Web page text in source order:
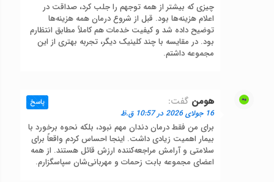
چیزی که بیشتر از همه توجهم را جلب کرد، صداقت در
اعلام هزینه‌ها بود. قبل از شروع درمان همه هزینه‌ها
توضیح داده شد و کیفیت خدمات هم کاملاً مطابق انتظارم
بود. در مقایسه با چند کلینیک دیگر، تجربه بهتری از این
مجموعه داشتم.
هومن گفت:
16 جولای 2026 در 10:57 ق.ظ
برای من فقط درمان دندان مهم نبود، بلکه نحوه برخورد با
بیمار اهمیت زیادی داشت. اینجا احساس کردم واقعاً برای
سلامتی و آرامش مراجعه‌کننده ارزش قائل هستند. از همه
اعضای مجموعه بابت زحمات و مهربانی‌شان سپاسگزارم.
پاسخ